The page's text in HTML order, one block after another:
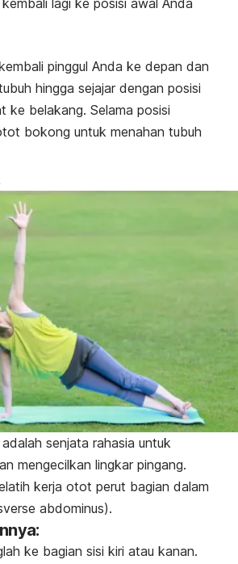
lagi ke posisi awal Anda
pinggul Anda ke depan dan
hingga sejajar dengan posisi
ke belakang. Selama posisi
bokong untuk menahan tubuh
senjata rahasia untuk
mengecilkan lingkar pingang.
kerja otot perut bagian dalam
abdominus).
ke bagian sisi kiri atau kanan.